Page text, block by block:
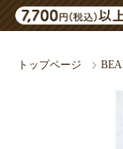
トップページ